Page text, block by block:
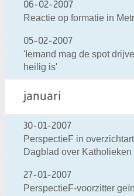
06-02-2007
Reactie op formatie in
05-02-2007
'Iemand mag de spot
heilig is'
januari
30-01-2007
PerspectieF in
Dagblad over Katholieken
27-01-2007
PerspectieF-voorzitter